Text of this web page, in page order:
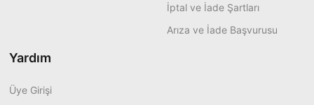
İptal ve İade Şartları
Arıza ve İade Başvurusu
Yardım
Üye Girişi